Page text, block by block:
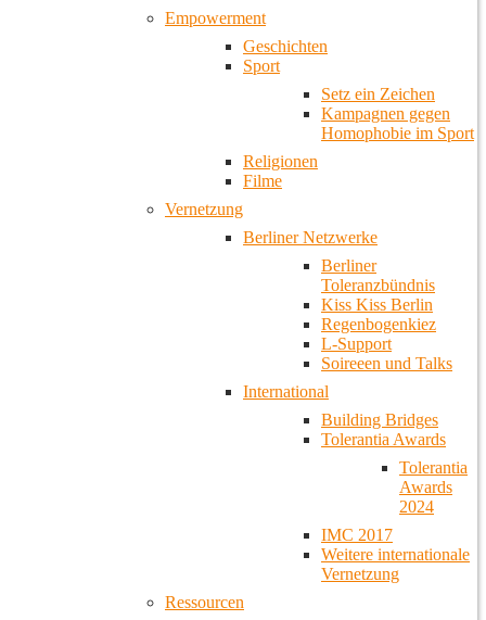
Empowerment
Geschichten
Sport
Setz ein Zeichen
Kampagnen gegen
Homophobie im Sport
Religionen
Filme
Vernetzung
Berliner Netzwerke
Berliner
Toleranzbündnis
Kiss Kiss Berlin
Regenbogenkiez
L-Support
Soireeen und Talks
International
Building Bridges
Tolerantia Awards
Tolerantia
Awards
2024
IMC 2017
Weitere internationale
Vernetzung
Ressourcen